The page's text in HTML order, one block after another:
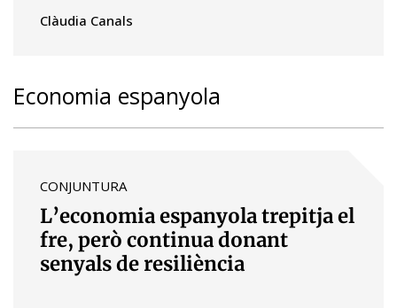
Clàudia Canals
Economia espanyola
CONJUNTURA
L’economia espanyola trepitja el
fre, però continua donant
senyals de resiliència